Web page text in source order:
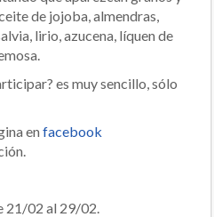
de jojoba, almendras,
lirio, azucena, líquen de
es muy sencillo, sólo
en facebook
21/02 al 29/02.